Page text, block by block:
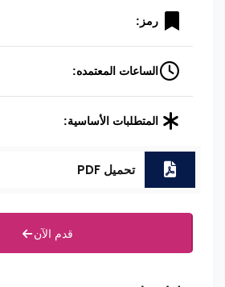
رمز:
الساعات المعتمده:
المتطلبات الأساسية:
تحميل PDF
قدم الآن